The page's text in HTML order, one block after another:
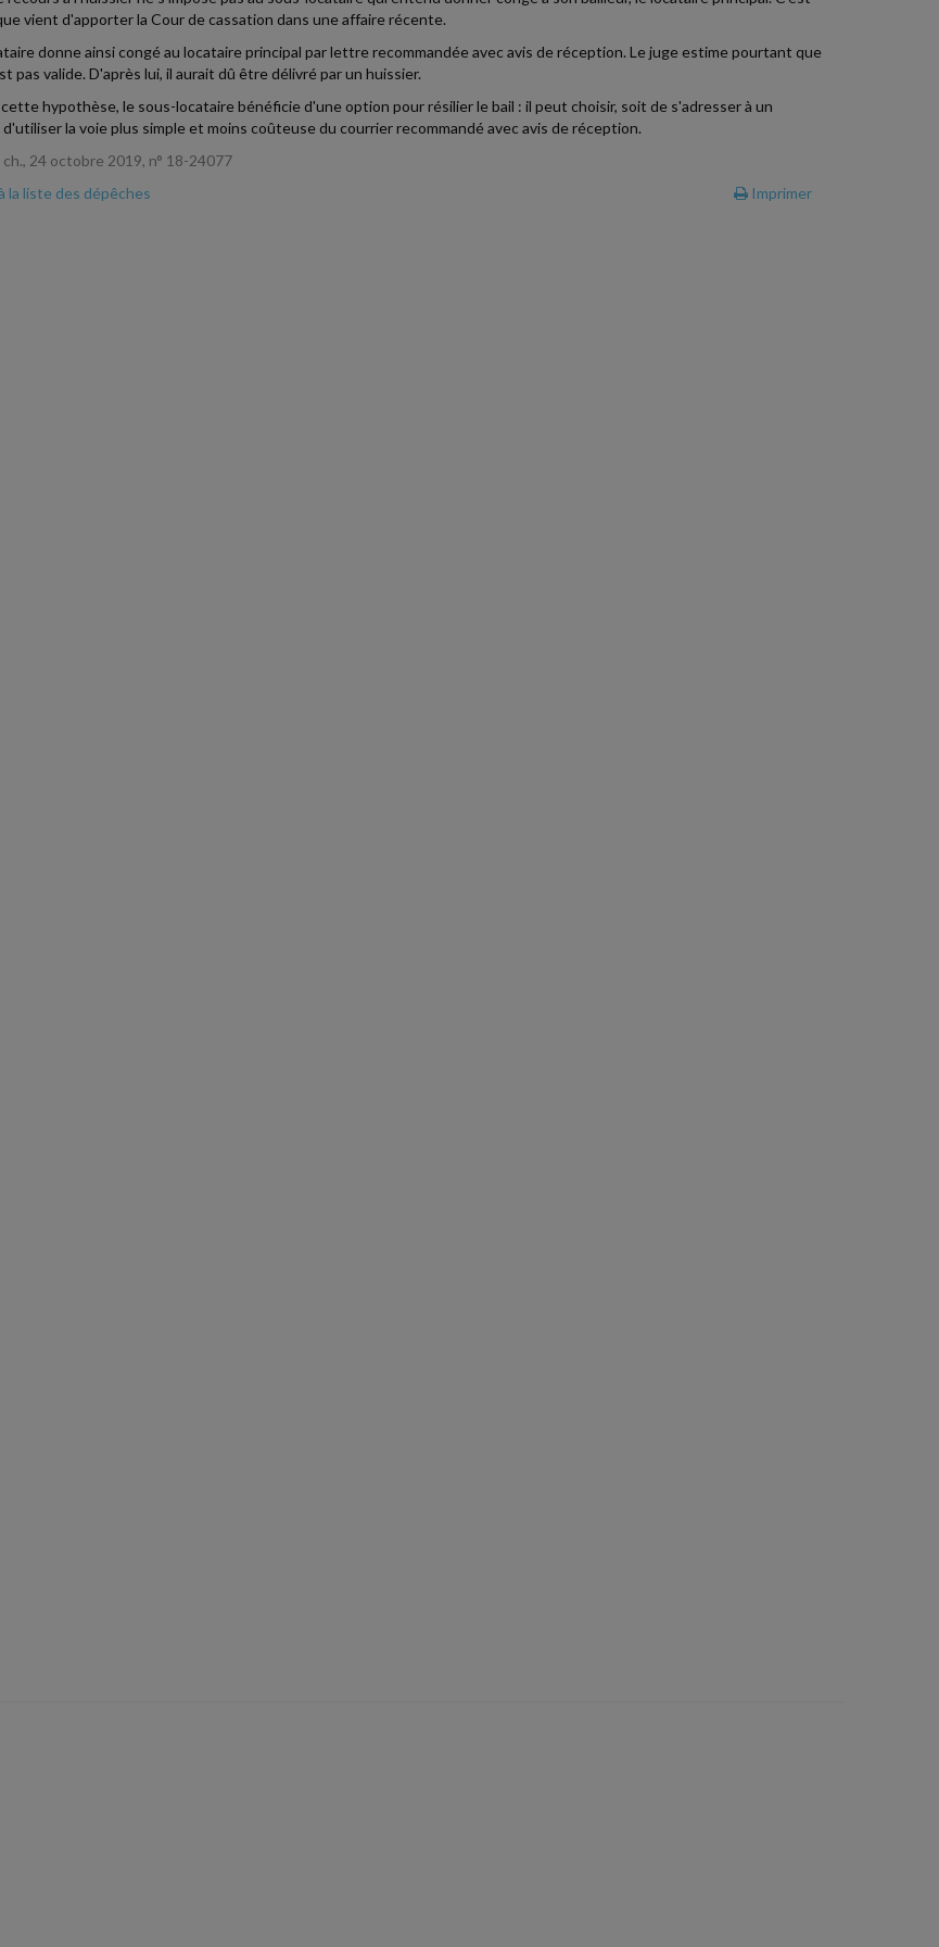
vient d'apporter la Cour de cassation dans une affaire récente.
donne ainsi congé au locataire principal par lettre recommandée avec avis de réception. Le juge estime pourtant que
pas valide. D'après lui, il aurait dû être délivré par un huissier.
hypothèse, le sous-locataire bénéficie d'une option pour résilier le bail : il peut choisir, soit de s'adresser à un
la voie plus simple et moins coûteuse du courrier recommandé avec avis de réception.
ch., 24 octobre 2019, n° 18-24077
la liste des dépêches
Imprimer